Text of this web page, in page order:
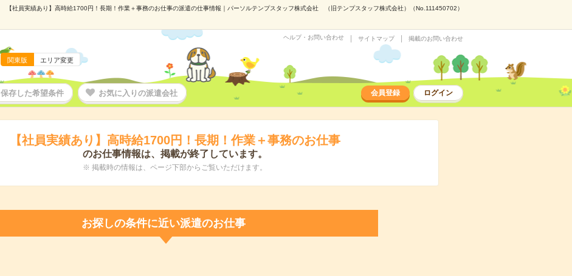
【社員実績あり】高時給1700円！長期！作業＋事務のお仕事の派遣の仕事情報｜パーソルテンプスタッフ株式会社 （旧テンプスタッフ株式会社）（No.111450702）
関東版 エリア変更
ヘルプ・お問い合わせ サイトマップ 掲載のお問い合わせ
保存した希望条件 お気に入りの派遣会社 会員登録 ログイン
【社員実績あり】高時給1700円！長期！作業＋事務のお仕事
のお仕事情報は、掲載が終了しています。
※ 掲載時の情報は、ページ下部からご覧いただけます。
お探しの条件に近い派遣のお仕事